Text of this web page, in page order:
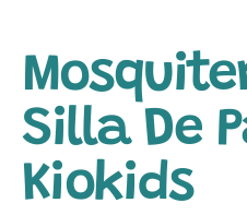
Silla De
Kiokids